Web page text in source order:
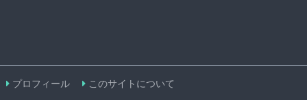
プロフィール このサイトについて